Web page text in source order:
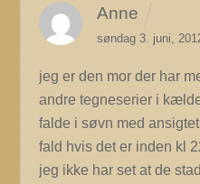
Anne
søndag 3. juni,
jeg er den mor der har
andre tegneserier i
falde i søvn med
fald hvis det er inden kl
jeg ikke har set at de